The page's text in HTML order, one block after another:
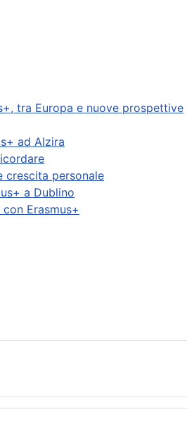
tra Europa e nuove prospettive
ad Alzira
crescita personale
a Dublino
Erasmus+